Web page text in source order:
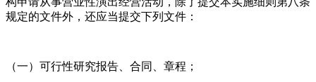
规定的文件外，还应当提交下列文件：
（一）可行性研究报告、合同、章程；